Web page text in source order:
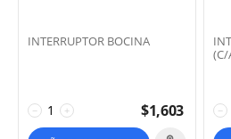
INTERRUPTOR BOCINA
+
− $1,603
(C/
−